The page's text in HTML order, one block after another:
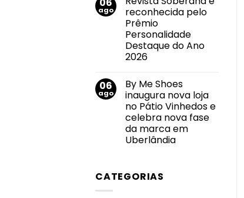
e
privacidade
de
dados
Camarote
Premium
cria
circuito
de
experiências
entre
rodeio,
19
DJs
no
Caldas
Rodeo
2026
ago
reconhecida pelo
Prêmio
Personalidade
Destaque do Ano
2026
em
Revista
Soberana
é
reconhecida
pelo
Prêmio
Personalidade
Destaque
06
ago
By Me Shoes
inaugura nova loja
no Pátio Vinhedos e
celebra nova fase
da marca em
Uberlândia
By
Me
CATEGORIAS